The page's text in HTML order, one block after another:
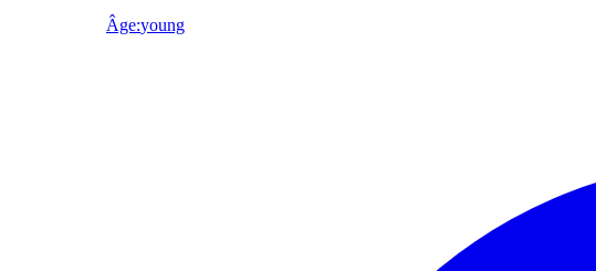
Âge:young